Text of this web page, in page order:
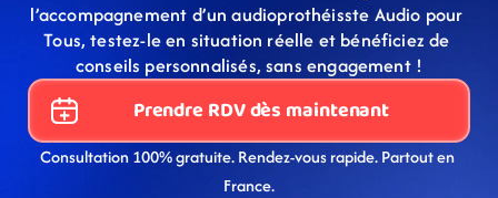
l’accompagnement d’un audioprothéisste Audio pour
Tous, testez-le en situation réelle et bénéficiez de
conseils personnalisés, sans engagement !
Prendre RDV dès maintenant
Consultation 100% gratuite. Rendez-vous rapide. Partout en
France.